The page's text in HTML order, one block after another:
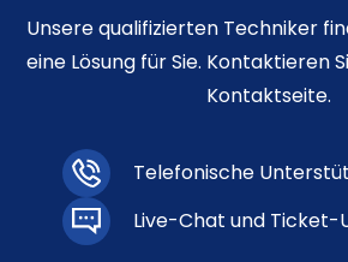
Unsere qualifizierten Techniker
eine Lösung für Sie. Kontaktieren
Kontaktseite.
Telefonische
Live-Chat und Ticket-